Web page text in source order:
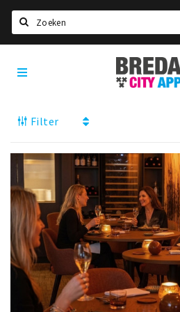
Home
Deals
Nieuws, interviews & blogs
Eten
Drinken
Slapen
Recreatief
Winkels
Breda
City
App
Filter